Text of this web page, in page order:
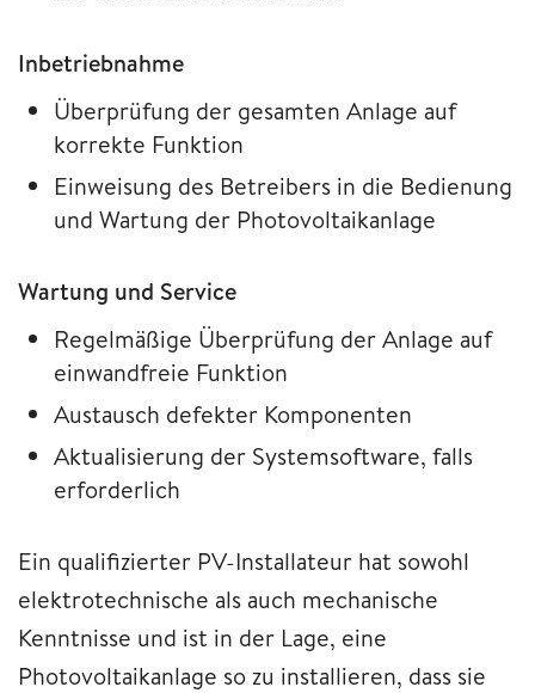
Inbetriebnahme
Überprüfung der gesamten Anlage auf
korrekte Funktion
Einweisung des Betreibers in die Bedienung
und Wartung der Photovoltaikanlage
Wartung und Service
Regelmäßige Überprüfung der Anlage auf
einwandfreie Funktion
Austausch defekter Komponenten
Aktualisierung der Systemsoftware, falls
erforderlich
Ein qualifizierter PV-Installateur hat sowohl
elektrotechnische als auch mechanische
Kenntnisse und ist in der Lage, eine
Photovoltaikanlage so zu installieren, dass sie